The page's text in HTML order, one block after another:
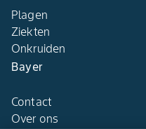
Plagen
Ziekten
Onkruiden
Bayer
Contact
Over ons